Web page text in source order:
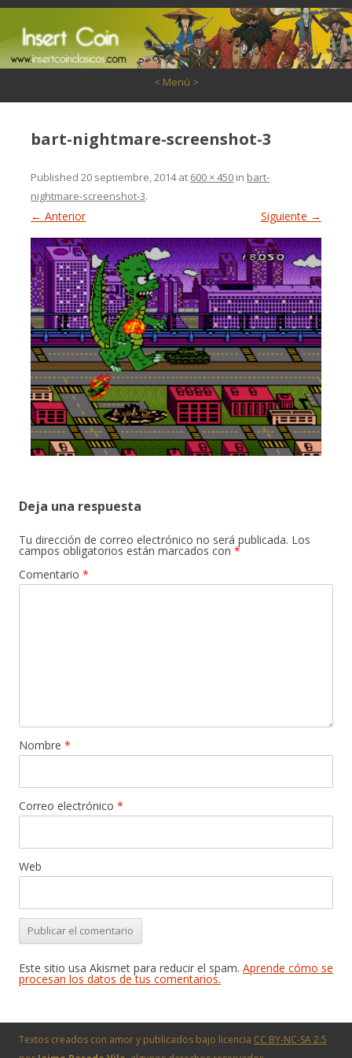
< Menú >
bart-nightmare-screenshot-3
Published20 septiembre, 2014at 600 × 450 in bart-
nightmare-screenshot-3.
← Anterior Siguiente →
Deja una respuesta
Tu dirección de correo electrónico no será publicada. Los
campos obligatorios están marcados con *
Comentario *
Nombre *
Correo electrónico *
Web
Este sitio usa Akismet para reducir el spam. Aprende cómo se
procesan los datos de tus comentarios.
Textos creados con amor y publicados bajo licencia CC BY-NC-SA 2.5